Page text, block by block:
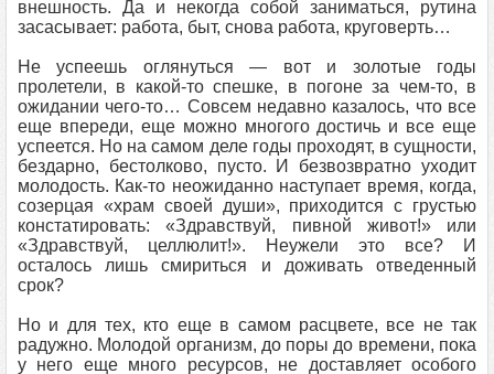
внешность. Да и некогда собой заниматься, рутина
засасывает: работа, быт, снова работа, круговерть…
Не успеешь оглянуться — вот и золотые годы
пролетели, в какой-то спешке, в погоне за чем-то, в
ожидании чего-то… Совсем недавно казалось, что все
еще впереди, еще можно многого достичь и все еще
успеется. Но на самом деле годы проходят, в сущности,
бездарно, бестолково, пусто. И безвозвратно уходит
молодость. Как-то неожиданно наступает время, когда,
созерцая «храм своей души», приходится с грустью
констатировать: «Здравствуй, пивной живот!» или
«Здравствуй, целлюлит!». Неужели это все? И
осталось лишь смириться и доживать отведенный
срок?
Но и для тех, кто еще в самом расцвете, все не так
радужно. Молодой организм, до поры до времени, пока
у него еще много ресурсов, не доставляет особого